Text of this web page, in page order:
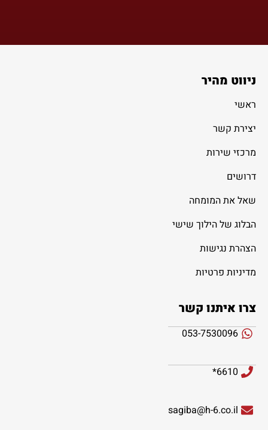
ניווט מהיר
ראשי
יצירת קשר
מרכזי שירות
דרושים
שאל את המומחה
הבלוג של הילוך שישי
הצהרת נגישות
מדיניות פרטיות
צרו איתנו קשר
053-7530096
6610*
sagiba@h-6.co.il